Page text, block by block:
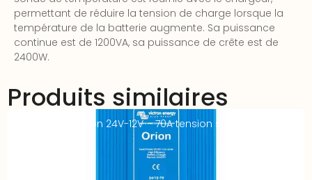
permettant de réduire la tension de charge lorsque la
température de la batterie augmente. Sa puissance
continue est de 1200VA, sa puissance de crête est de
2400W.
Produits similaires
Abaisseur tension 24V-12V – 70A tension sortie réglable